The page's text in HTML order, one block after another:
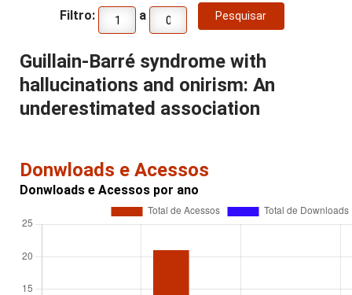
Filtro: a
Guillain-Barré syndrome with
hallucinations and onirism: An
underestimated association
Donwloads e Acessos
Donwloads e Acessos por ano